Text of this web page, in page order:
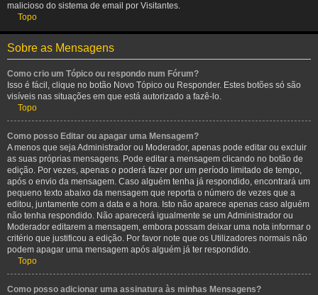
malicioso do sistema de email por Visitantes.
Topo
Sobre as Mensagens
Como crio um Tópico ou respondo num Fórum?
Isso é fácil, clique no botão Novo Tópico ou Responder. Estes botões só são
visíveis nas situações em que está autorizado a fazê-lo.
Topo
Como posso Editar ou apagar uma Mensagem?
A menos que seja Administrador ou Moderador, apenas pode editar ou excluir
as suas próprias mensagens. Pode editar a mensagem clicando no botão de
edição. Por vezes, apenas o poderá fazer por um período limitado de tempo,
após o envio da mensagem. Caso alguém tenha já respondido, encontrará um
pequeno texto abaixo da mensagem que reporta o número de vezes que a
editou, juntamente com a data e a hora. Isto não aparece apenas caso alguém
não tenha respondido. Não aparecerá igualmente se um Administrador ou
Moderador editarem a mensagem, embora possam deixar uma nota informar o
critério que justificou a edição. Por favor note que os Utilizadores normais não
podem apagar uma mensagem após alguém já ter respondido.
Topo
Como posso adicionar uma assinatura às minhas Mensagens?